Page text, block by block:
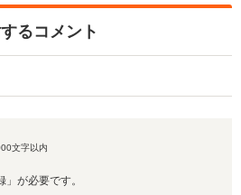
るコメント
文字以内
が必要です。